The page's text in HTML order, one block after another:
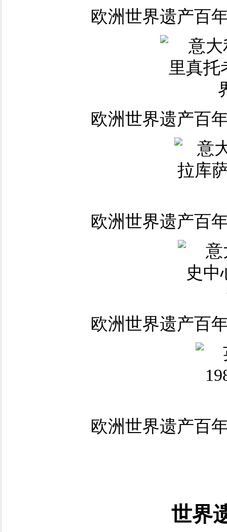
欧洲世界遗产百
欧洲世界遗产百
欧洲世界遗产百
欧洲世界遗产百
欧洲世界遗产百
世界